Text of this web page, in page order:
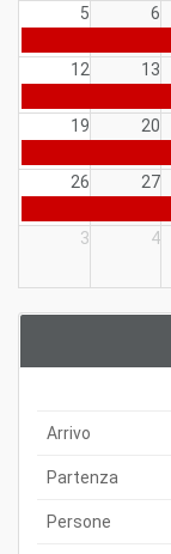
5 6
12
13
19
20
26
27
3
4
Arrivo
Partenza
Persone